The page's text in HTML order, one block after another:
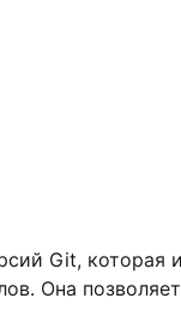
Git, которая
Она